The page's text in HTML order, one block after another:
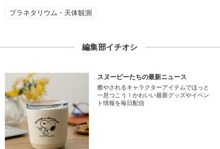
プラネタリウム・天体観測
編集部イチオシ
スヌーピーたちの最新ニュース
癒やされるキャラクターアイテムでほっと
一息つこう！かわいい最新グッズやイベン
ト情報を毎日配信